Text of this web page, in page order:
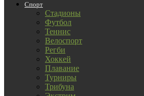
Спорт
Стадионы
Футбол
Теннис
Велоспорт
Регби
Хоккей
Плавание
Турниры
Трибуна